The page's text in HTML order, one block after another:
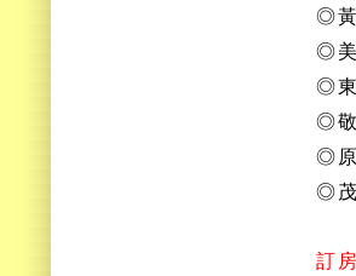
◎
◎
◎
◎
◎
◎
訂房